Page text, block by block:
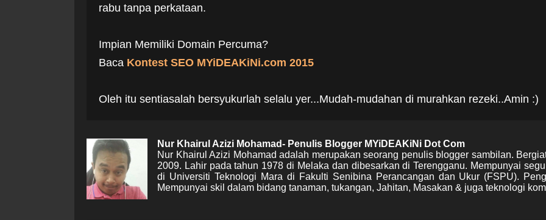
rabu tanpa perkataan.
Impian Memiliki Domain Percuma?
Baca Kontest SEO MYiDEAKiNi.com 2015
Oleh itu sentiasalah bersyukurlah selalu yer...Mudah-mudahan di murahkan rezeki..Amin :)
Nur Khairul Azizi Mohamad- Penulis Blogger MYiDEAKiNi Dot Com
Nur Khairul Azizi Mohamad adalah merupakan seorang penulis blogger sambilan.
2009. Lahir pada tahun 1978 di Melaka dan dibesarkan di Terengganu. Mempunyai
di Universiti Teknologi Mara di Fakulti Senibina Perancangan dan Ukur (FSPU).
Mempunyai skil dalam bidang tanaman, tukangan, Jahitan, Masakan & juga teknologi